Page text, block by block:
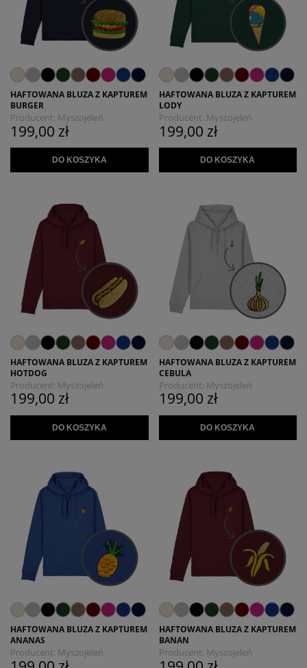
HAFTOWANA BLUZA Z KAPTUREM
BURGER
Producent: Myszojeleń
199,00 zł
DO KOSZYKA
HAFTOWANA BLUZA Z KAPTUREM
LODY
Producent: Myszojeleń
199,00 zł
DO KOSZYKA
HAFTOWANA BLUZA Z KAPTUREM
HOTDOG
Producent: Myszojeleń
199,00 zł
DO KOSZYKA
HAFTOWANA BLUZA Z KAPTUREM
CEBULA
Producent: Myszojeleń
199,00 zł
DO KOSZYKA
HAFTOWANA BLUZA Z KAPTUREM
ANANAS
Producent: Myszojeleń
HAFTOWANA BLUZA Z KAPTUREM
BANAN
Producent: Myszojeleń